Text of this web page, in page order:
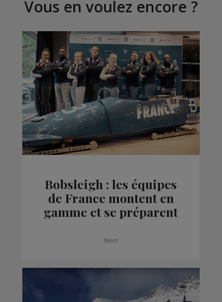
Vous en voulez encore ?
Bobsleigh : les équipes
de France montent en
gamme et se préparent
Sport